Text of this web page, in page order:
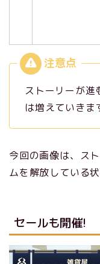
ストーリーが進
は増えていきま
今回の画像は、ス
ムを解放している
セールも開催!